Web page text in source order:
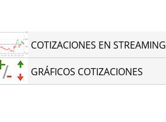
COTIZACIONES EN STREAMING
GRÁFICOS COTIZACIONES